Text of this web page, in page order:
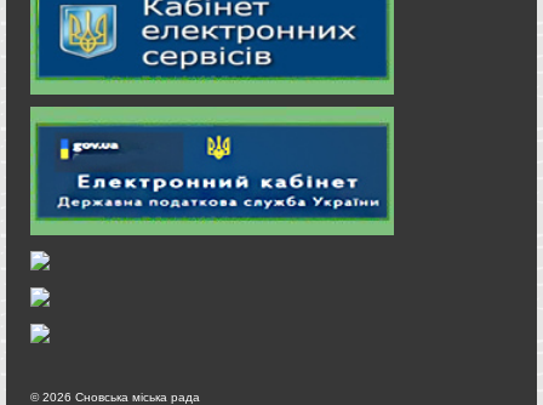
© 2026 Сновська міська рада